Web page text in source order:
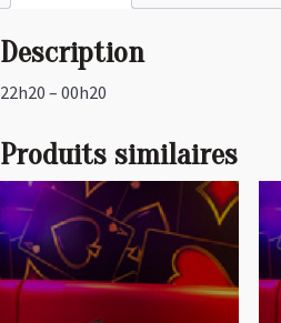
Description
22h20 – 00h20
Produits similaires